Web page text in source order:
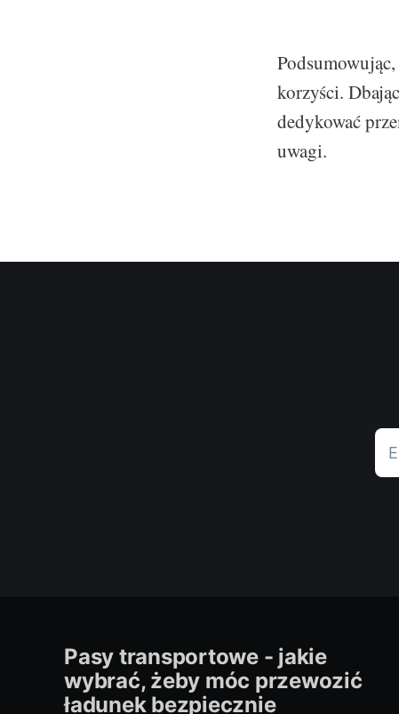
korzyści.
dedykować
uwagi.
Pasy transportowe - jakie
wybrać, żeby móc przewozić
ładunek bezpiecznie